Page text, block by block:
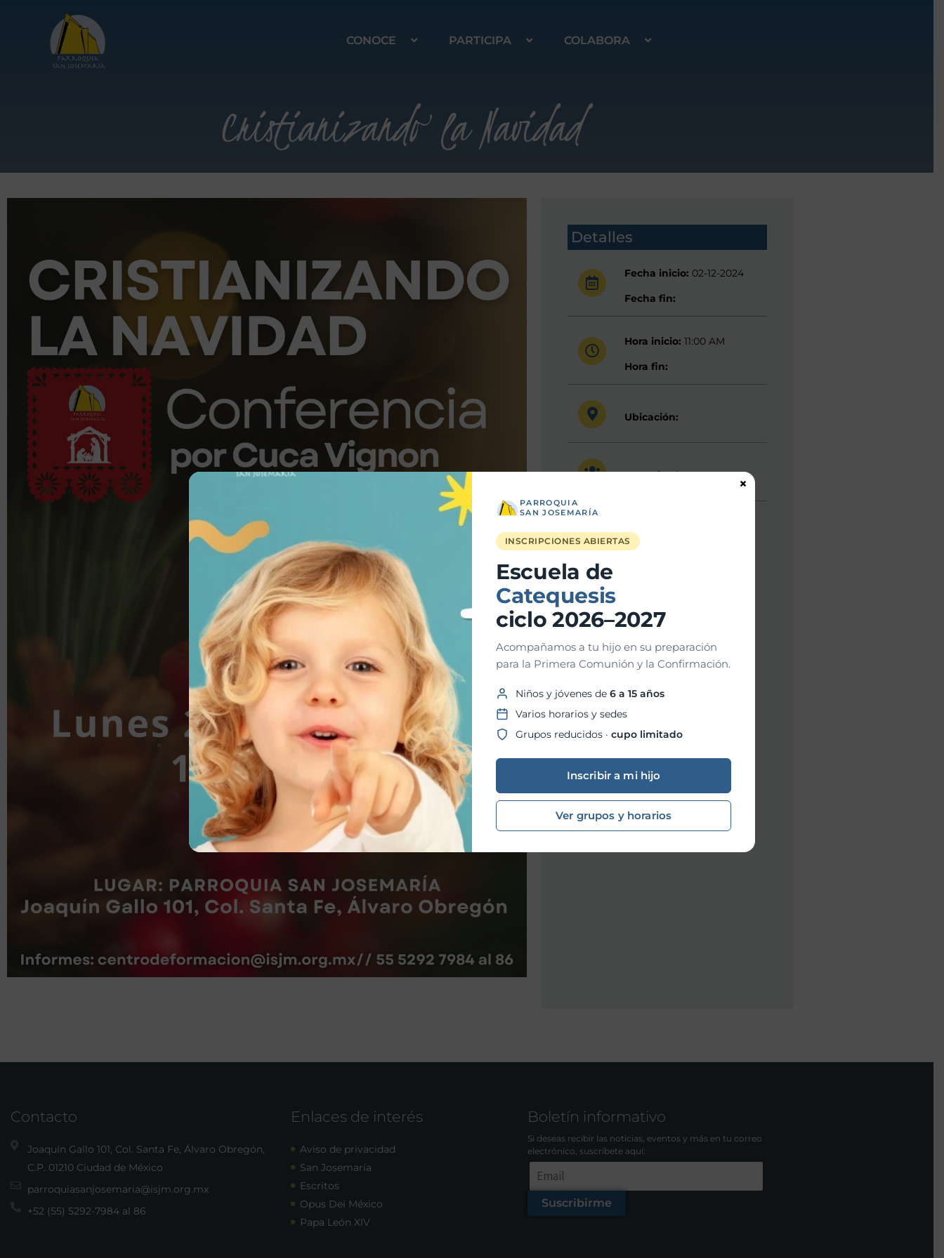
CONOCE PARTICIPA COLABORA
Cristianizando la Navidad
Detalles
Fecha inicio: 02-12-2024
Fecha fin:
Hora inicio: 11:00 AM
Hora fin:
Ubicación:
Organizador:
Contacto
Joaquín Gallo 101, Col. Santa Fe, Álvaro Obregón,
C.P. 01210 Ciudad de México
parroquiasanjosemaria@isjm.org.mx
+52 (55) 5292-7984 al 86
Enlaces de interés
Aviso de privacidad
San Josemaría
Escritos
Opus Dei México
Papa León XIV
Boletín informativo
Si deseas recibir las noticias, eventos y más en tu correo
electrónico, suscríbete aquí:
Suscribirme
PARROQUIA
SAN JOSEMARÍA
INSCRIPCIONES ABIERTAS
Escuela de
Catequesis
ciclo 2026–2027
Acompañamos a tu hijo en su preparación
para la Primera Comunión y la Confirmación.
Niños y jóvenes de 6 a 15 años
Varios horarios y sedes
Grupos reducidos · cupo limitado
Inscribir a mi hijo
Ver grupos y horarios
×